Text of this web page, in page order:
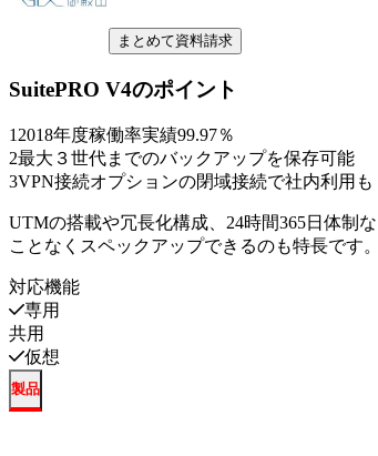
まとめて資料請求
SuitePRO V4のポイント
12018年度稼働率実績99.97％
2最大３世代までのバックアップを保存可能
3VPN接続オプションの閉域接続で社内利用も
UTMの搭載や冗長化構成、24時間365日体制
ことなくスペックアップできるのも特長です。
対応機能
専用
共用
仮想
製品